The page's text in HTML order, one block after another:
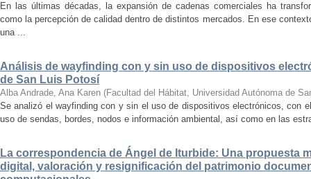
En las últimas décadas, la expansión de cadenas comerciales ha
como la percepción de calidad dentro de distintos mercados. En ese
una ...
Análisis de wayfinding con y sin uso de dispositivos
de San Luis Potosí
Alba Andrade, Ana Karen (Facultad del Hábitat, Universidad Autónoma de
Se analizó el wayfinding con y sin el uso de dispositivos electrónicos, con
uso de sendas, bordes, nodos e información ambiental, así como en las
La correspondencia de Ángel de Iturbide: Una propuesta
digital, valoración y resignificación del patrimonio